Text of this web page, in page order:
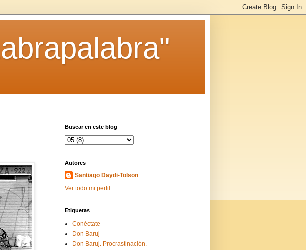
Buscar en este blog
Autores
Santiago Daydi-Tolson
Ver todo mi perfil
Etiquetas
Conéctate
Don Baruj
Don Baruj. Procrastinación.